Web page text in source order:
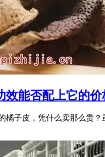
效能否配上它的价
橘子皮，凭什么卖那么贵